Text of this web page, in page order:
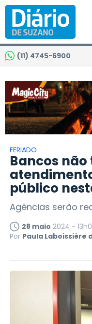
(11) 4745-6900
FERIADO
Bancos não
público
Agências serão
28 maio 2024 -
Por Paula Laboissière